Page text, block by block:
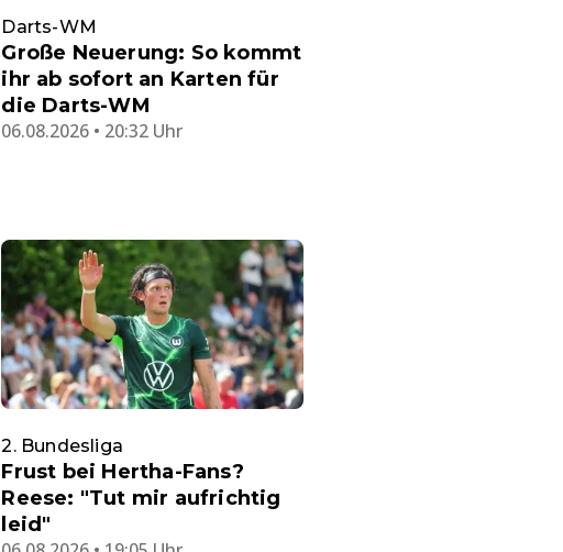
Darts-WM
Große Neuerung: So kommt
ihr ab sofort an Karten für
die Darts-WM
06.08.2026 • 20:32 Uhr
2. Bundesliga
Frust bei Hertha-Fans?
Reese: "Tut mir aufrichtig
leid"